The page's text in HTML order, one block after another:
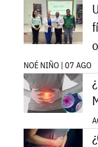
NOÉ NIÑO | 07 AGO